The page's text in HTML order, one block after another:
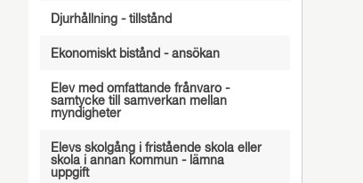
Djurhållning - tillstånd
Ekonomiskt bistånd - ansökan
Elev med omfattande frånvaro -
samtycke till samverkan mellan
myndigheter
Elevs skolgång i fristående skola eller
skola i annan kommun - lämna
uppgift